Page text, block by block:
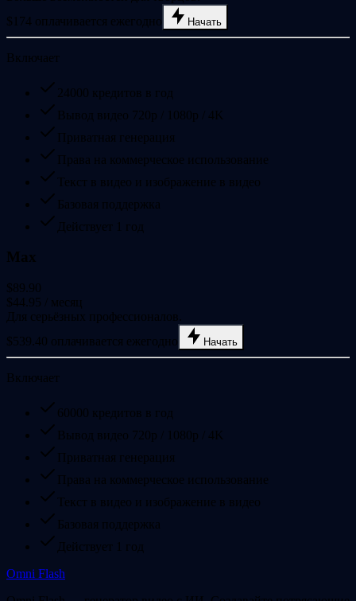
$174 оплачивается ежегодно
Начать
Включает
24000 кредитов в год
Вывод видео 720p / 1080p / 4K
Приватная генерация
Права на коммерческое использование
Текст в видео и изображение в видео
Базовая поддержка
Действует 1 год
Max
$89.90
$44.95
/ месяц
Для серьёзных профессионалов.
$539.40 оплачивается ежегодно
Начать
Включает
60000 кредитов в год
Вывод видео 720p / 1080p / 4K
Приватная генерация
Права на коммерческое использование
Текст в видео и изображение в видео
Базовая поддержка
Действует 1 год
Omni Flash